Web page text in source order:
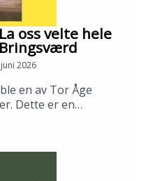
oss velte hele
2026
en av Tor Åge
Dette er en
fra en ødelagt og
den er slett ikke uten
ditt!---Innspilt på